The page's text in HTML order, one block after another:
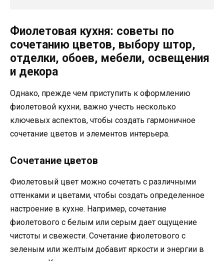
Фиолетовая кухня: советы по
сочетанию цветов, выбору штор,
отделки, обоев, мебели, освещения
и декора
Однако, прежде чем приступить к оформлению
фиолетовой кухни, важно учесть несколько
ключевых аспектов, чтобы создать гармоничное
сочетание цветов и элементов интерьера.
Сочетание цветов
Фиолетовый цвет можно сочетать с различными
оттенками и цветами, чтобы создать определенное
настроение в кухне. Например, сочетание
фиолетового с белым или серым дает ощущение
чистоты и свежести. Сочетание фиолетового с
зеленым или желтым добавит яркости и энергии в